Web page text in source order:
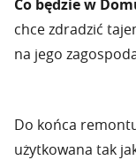
Co będzie w
chce zdradzić
na jego
Do końca
użytkowana tak